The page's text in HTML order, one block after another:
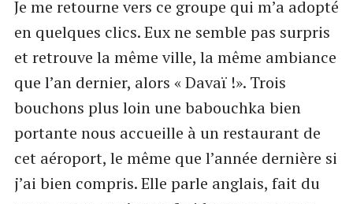
Je me retourne vers ce groupe qui m’a adopté
en quelques clics. Eux ne semble pas surpris
et retrouve la même ville, la même ambiance
que l’an dernier, alors « Davaï !». Trois
bouchons plus loin une babouchka bien
portante nous accueille à un restaurant de
cet aéroport, le même que l’année dernière si
j’ai bien compris. Elle parle anglais, fait du